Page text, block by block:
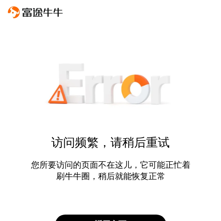
访问频繁，请稍后重试
您所要访问的页面不在这儿，它可能正忙着
刷牛牛圈，稍后就能恢复正常